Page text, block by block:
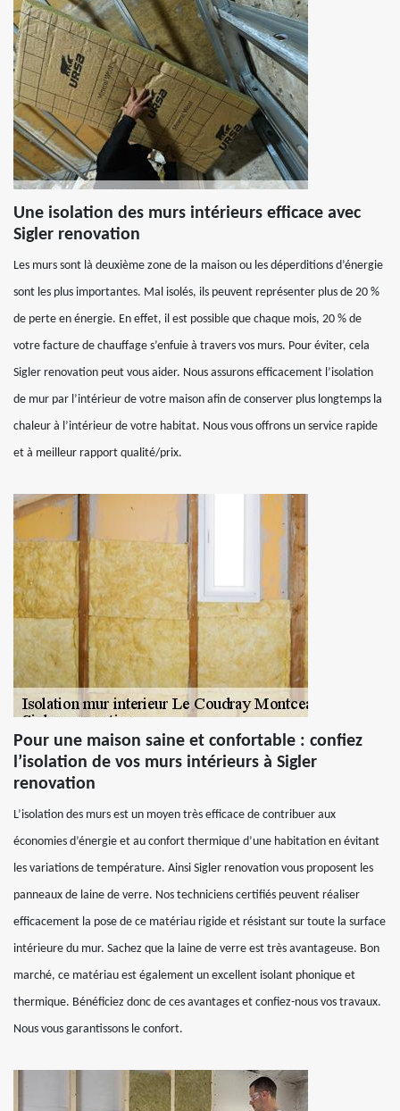
Une isolation des murs intérieurs efficace avec
Sigler renovation
Les murs sont là deuxième zone de la maison ou les déperditions d’énergie
sont les plus importantes. Mal isolés, ils peuvent représenter plus de 20 %
de perte en énergie. En effet, il est possible que chaque mois, 20 % de
votre facture de chauffage s’enfuie à travers vos murs. Pour éviter, cela
Sigler renovation peut vous aider. Nous assurons efficacement l’isolation
de mur par l’intérieur de votre maison afin de conserver plus longtemps la
chaleur à l’intérieur de votre habitat. Nous vous offrons un service rapide
et à meilleur rapport qualité/prix.
Pour une maison saine et confortable : confiez
l’isolation de vos murs intérieurs à Sigler
renovation
L’isolation des murs est un moyen très efficace de contribuer aux
économies d’énergie et au confort thermique d’une habitation en évitant
les variations de température. Ainsi Sigler renovation vous proposent les
panneaux de laine de verre. Nos techniciens certifiés peuvent réaliser
efficacement la pose de ce matériau rigide et résistant sur toute la surface
intérieure du mur. Sachez que la laine de verre est très avantageuse. Bon
marché, ce matériau est également un excellent isolant phonique et
thermique. Bénéficiez donc de ces avantages et confiez-nous vos travaux.
Nous vous garantissons le confort.